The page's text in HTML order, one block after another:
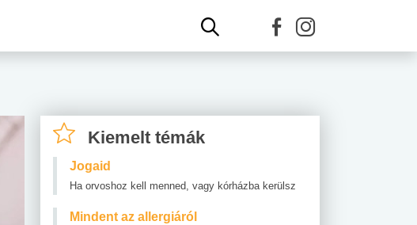
Kiemelt témák
Jogaid
Ha orvoshoz kell menned, vagy kórházba kerülsz
Mindent az allergiáról